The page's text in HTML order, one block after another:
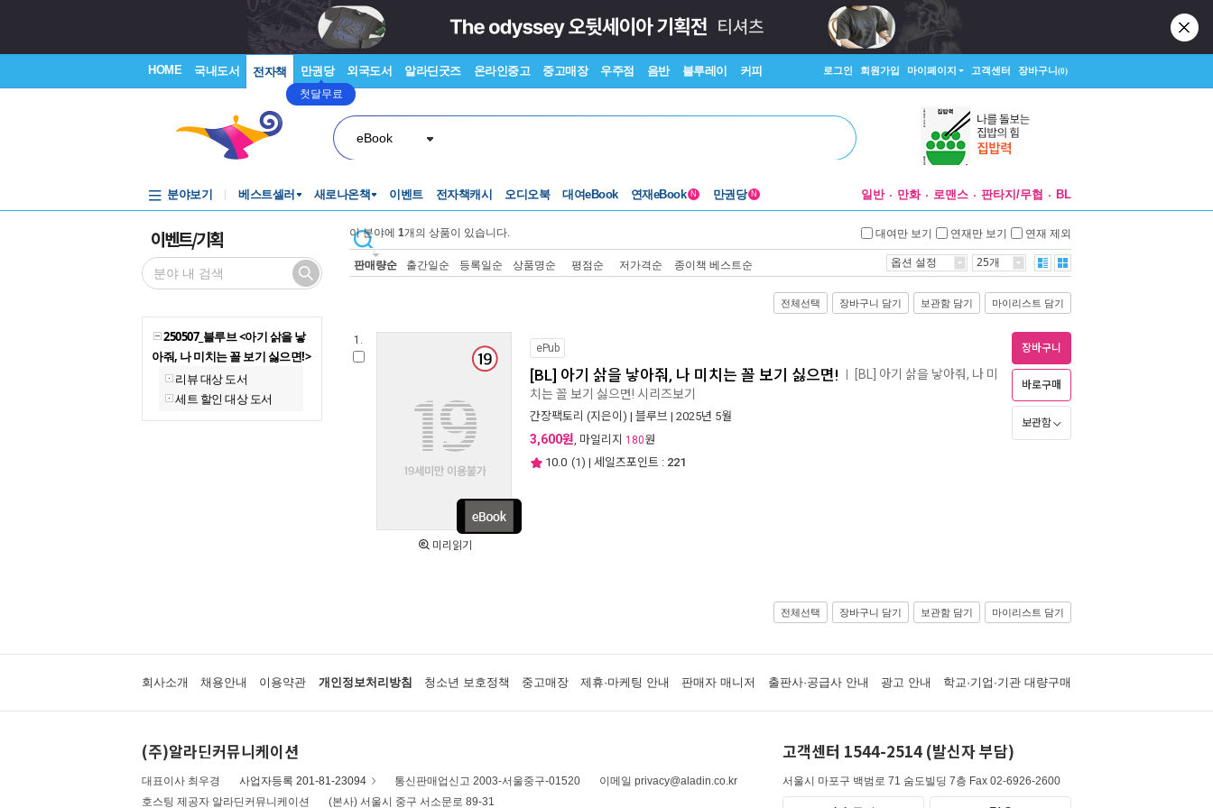
HOME 국내도서 전자책 만권당
첫달무료
외국도서 알라딘굿즈 온라인중고 중고매장 우주점 음반 블루레이 커피 로그인 회원가입 마이페이지 고객센터 장바구니(0)
eBook
분야보기 베스트셀러 새로나온책 이벤트 전자책캐시 오디오북 대여eBook 연재eBook N 만권당 N 일반 만화 로맨스 판타지/무협 BL
이벤트/기획
250507_블루브 <아기 삵을 낳
아줘, 나 미치는 꼴 보기 싫으면!>
리뷰 대상 도서
세트 할인 대상 도서
이 분야에 1개의 상품이 있습니다. 대여만 보기 연재만 보기 연재 제외
판매량순 출간일순 등록일순 상품명순 평점순 저가격순 종이책 베스트순 옵션 설정 25개
전체선택 장바구니 담기 보관함 담기 마이리스트 담기
1.
미리읽기
ePub
[BL] 아기 삵을 낳아줘, 나 미치는 꼴 보기 싫으면! [BL] 아기 삵을 낳아줘, 나 미
치는 꼴 보기 싫으면! 시리즈보기
간장팩토리 (지은이) | 블루브 | 2025년 5월
3,600원, 마일리지 180원
10.0 (1) | 세일즈포인트 : 221
장바구니
바로구매
보관함
전체선택 장바구니 담기 보관함 담기 마이리스트 담기
회사소개 채용안내 이용약관 개인정보처리방침 청소년 보호정책 중고매장 제휴·마케팅 안내 판매자 매니저 출판사·공급사 안내 광고 안내 학교·기업·기관 대량구매
(주)알라딘커뮤니케이션
대표이사 최우경 사업자등록 201-81-23094 통신판매업신고 2003-서울중구-01520
이메일 privacy@aladin.co.kr
호스팅 제공자 알라딘커뮤니케이션
(본사) 서울시 중구 서소문로 89-31
고객센터 1544-2514 (발신자 부담)
서울시 마포구 백범로 71 숨도빌딩 7층 Fax 02-6926-2600